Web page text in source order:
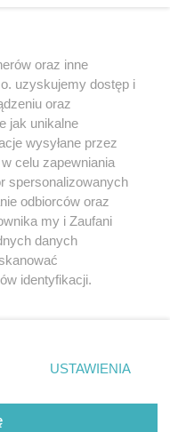
sięz nami
oraz inne
uzyskujemy dostęp i
oraz
jak unikalne
wysyłane przez
celu zapewniania
spersonalizowanych
odbiorców oraz
my i Zaufani
danych
identyfikacji.
prywatności
strony
zgody
się takiemu
USTAWIENIA